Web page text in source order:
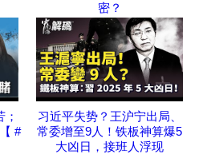
密？
#
习近平失势？王沪宁出局、
常委增至9人！铁板神算爆5
大凶日，接班人浮现